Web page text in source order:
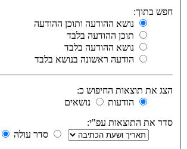
חפש בתוך:
נושא ההודעה ותוכן ההודעה
תוכן ההודעה בלבד
נושא ההודעה בלבד
הודעה ראשונה בנושא בלבד
הצג את תוצאות החיפוש כ:
הודעות
נושאים
סדר את התוצאות עפ"י:
סדר עולה